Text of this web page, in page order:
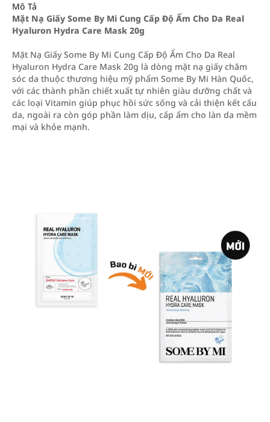
Mô Tả
Mặt Nạ Giấy Some By Mi Cung Cấp Độ Ẩm Cho Da Real
Hyaluron Hydra Care Mask 20g
Mặt Nạ Giấy Some By Mi Cung Cấp Độ Ẩm Cho Da Real
Hyaluron Hydra Care Mask 20g là dòng mặt nạ giấy chăm
sóc da thuộc thương hiệu mỹ phẩm Some By Mi Hàn Quốc,
với các thành phần chiết xuất tự nhiên giàu dưỡng chất và
các loại Vitamin giúp phục hồi sức sống và cải thiện kết cấu
da, ngoài ra còn góp phần làm dịu, cấp ẩm cho làn da mềm
mại và khỏe mạnh.